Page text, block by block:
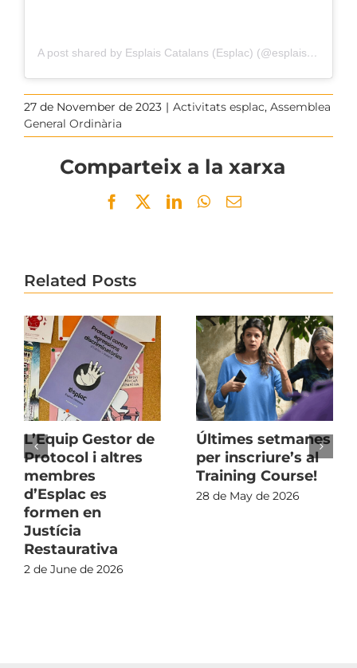
A post shared by Esplais Catalans (Esplac) (@esplaiscatalans)
27 de November de 2023 | Activitats esplac, Assemblea
General Ordinària
Comparteix a la xarxa
Facebook
TwitterLinkedInWhatsApp
Email
Related Posts
L’Equip Gestor de
Protocol i altres
membres
d’Esplac es
formen en
Justícia
Restaurativa
2 de June de 2026
Últimes setmanes
per inscriure’s al
Training Course!
28 de May de 2026